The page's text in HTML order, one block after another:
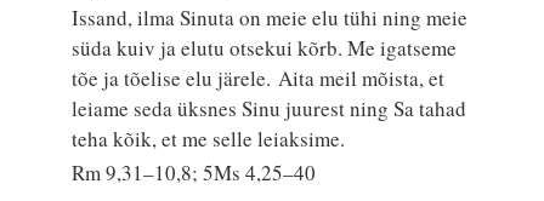
Issand, ilma Sinuta on meie elu tühi ning meie
süda kuiv ja elutu otsekui kõrb. Me igatseme
tõe ja tõelise elu järele. Aita meil mõista, et
leiame seda üksnes Sinu juurest ning Sa tahad
teha kõik, et me selle leiaksime.
Rm 9,31–10,8; 5Ms 4,25–40